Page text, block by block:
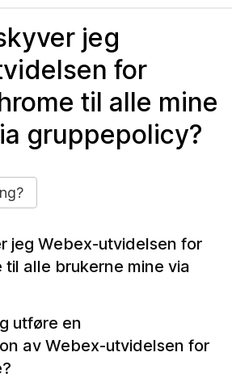
jeg
for
til alle mine
gruppepolicy?
jeg Webex-utvidelsen for
til alle brukerne mine via
utføre en
av Webex-utvidelsen for